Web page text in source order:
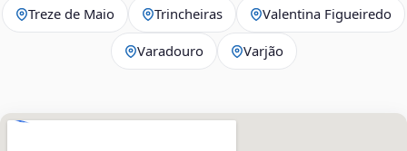
Treze de Maio Trincheiras Valentina Figueiredo
Varadouro Varjão